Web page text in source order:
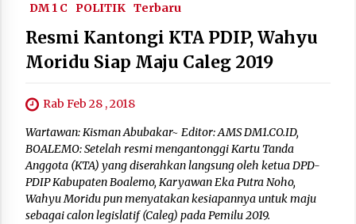
DM 1 C POLITIK Terbaru
Resmi Kantongi KTA PDIP, Wahyu
Moridu Siap Maju Caleg 2019
Rab Feb 28 , 2018
Wartawan: Kisman Abubakar~ Editor: AMS DM1.CO.ID,
BOALEMO: Setelah resmi mengantonggi Kartu Tanda
Anggota (KTA) yang diserahkan langsung oleh ketua DPD-
PDIP Kabupaten Boalemo, Karyawan Eka Putra Noho,
Wahyu Moridu pun menyatakan kesiapannya untuk maju
sebagai calon legislatif (Caleg) pada Pemilu 2019.